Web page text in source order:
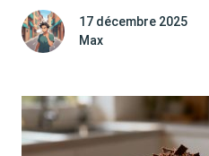
17 décembre 2025
Max